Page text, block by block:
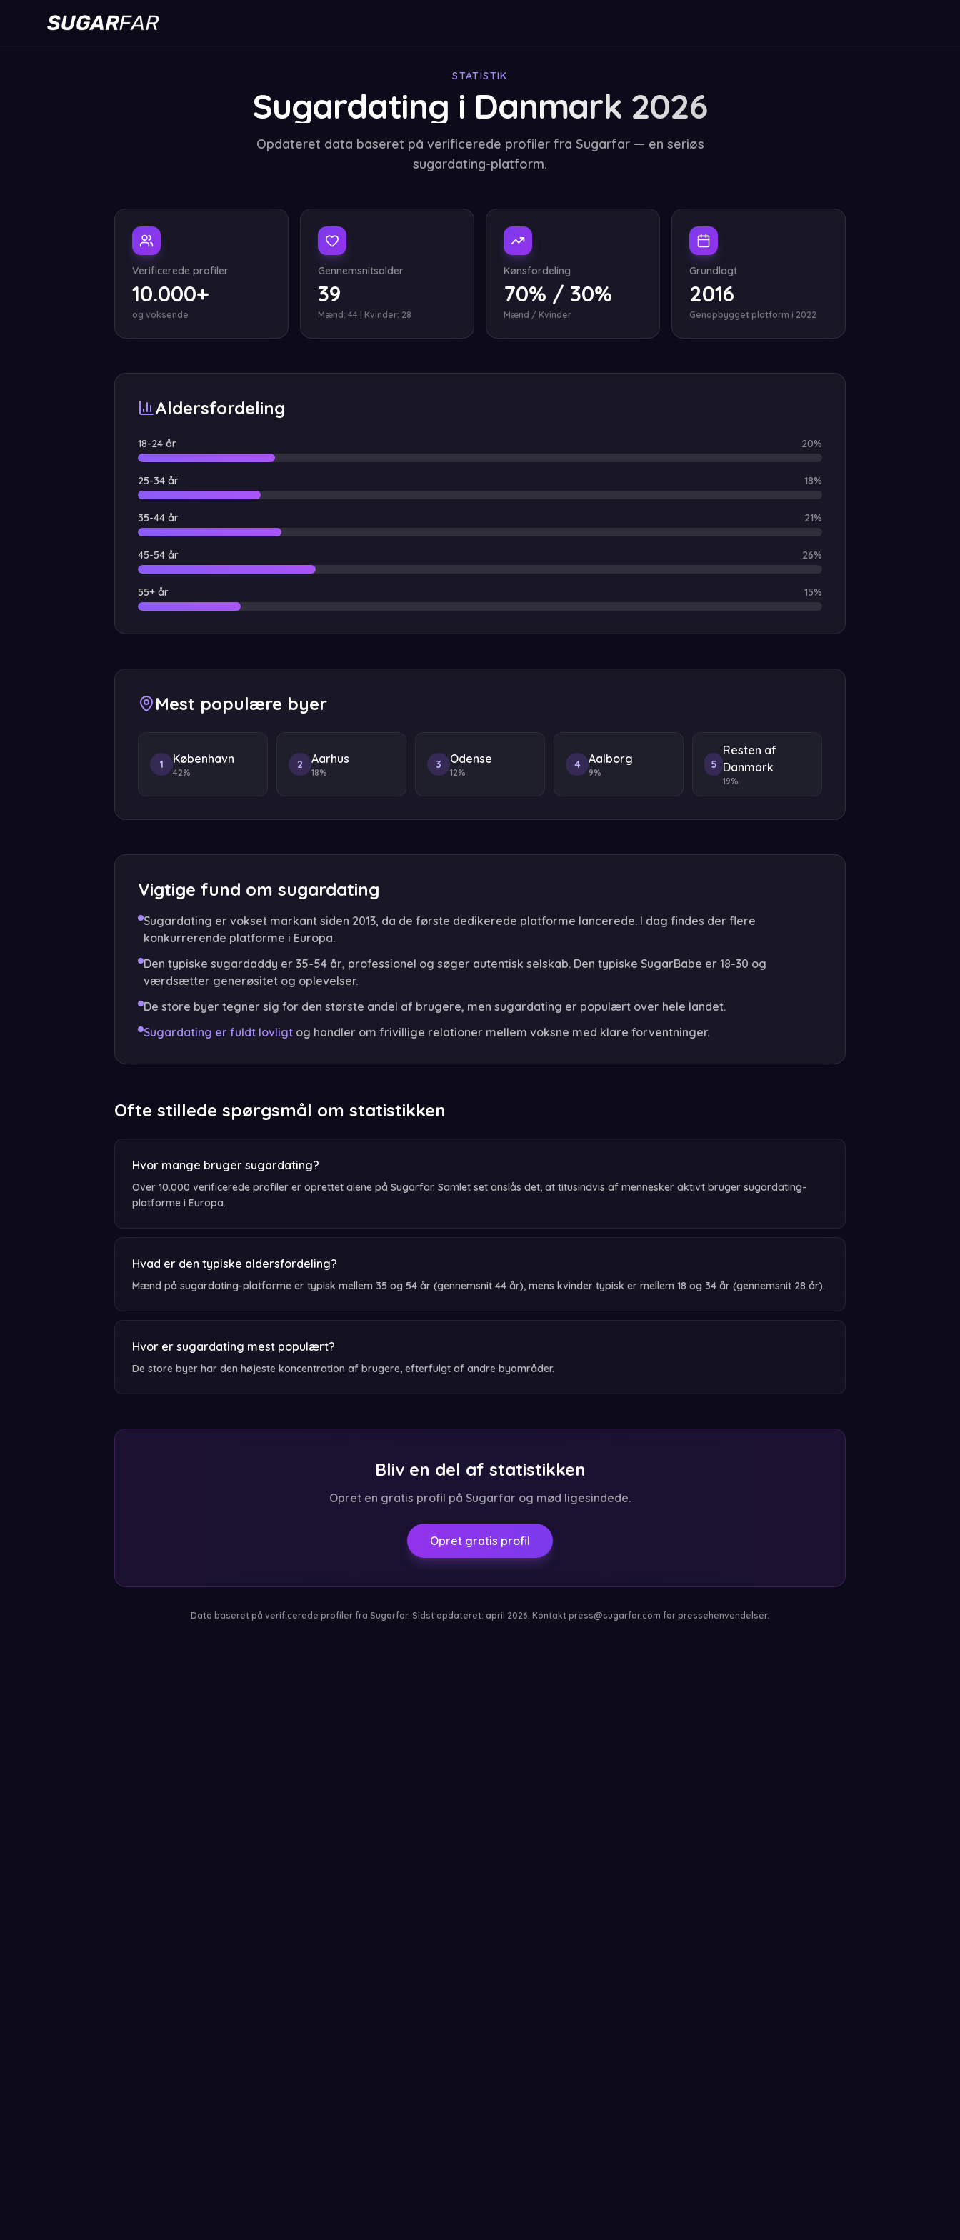
STATISTIK
Sugardating i Danmark 2026
Opdateret data baseret på verificerede profiler fra Sugarfar — en seriøs
sugardating-platform.
Verificerede profiler
10.000+
og voksende
Gennemsnitsalder
39
Mænd: 44 | Kvinder: 28
Kønsfordeling
70% / 30%
Mænd / Kvinder
Grundlagt
2016
Genopbygget platform i 2022
Aldersfordeling
18-24 år 20%
25-34 år 18%
35-44 år 21%
45-54 år 26%
55+ år 15%
Mest populære byer
1 København
42%
2 Aarhus
18%
3 Odense
12%
4 Aalborg
9%
5
Resten af
Danmark
19%
Vigtige fund om sugardating
Sugardating er vokset markant siden 2013, da de første dedikerede platforme lancerede. I dag findes der flere
konkurrerende platforme i Europa.
Den typiske sugardaddy er 35-54 år, professionel og søger autentisk selskab. Den typiske SugarBabe er 18-30 og
værdsætter generøsitet og oplevelser.
De store byer tegner sig for den største andel af brugere, men sugardating er populært over hele landet.
Sugardating er fuldt lovligt og handler om frivillige relationer mellem voksne med klare forventninger.
Ofte stillede spørgsmål om statistikken
Hvor mange bruger sugardating?
Over 10.000 verificerede profiler er oprettet alene på Sugarfar. Samlet set anslås det, at titusindvis af mennesker aktivt bruger sugardating-
platforme i Europa.
Hvad er den typiske aldersfordeling?
Mænd på sugardating-platforme er typisk mellem 35 og 54 år (gennemsnit 44 år), mens kvinder typisk er mellem 18 og 34 år (gennemsnit 28 år).
Hvor er sugardating mest populært?
De store byer har den højeste koncentration af brugere, efterfulgt af andre byområder.
Bliv en del af statistikken
Opret en gratis profil på Sugarfar og mød ligesindede.
Opret gratis profil
Data baseret på verificerede profiler fra Sugarfar. Sidst opdateret: april 2026. Kontakt press@sugarfar.com for pressehenvendelser.